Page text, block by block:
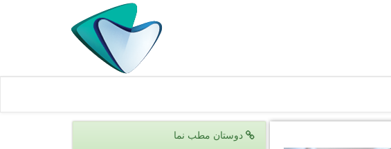
دوستان مطب نما